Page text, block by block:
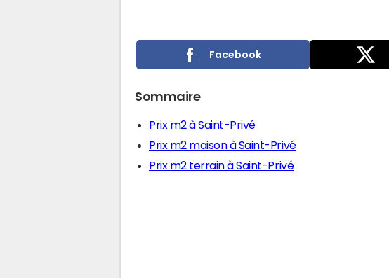
Facebook
Sommaire
Prix m2 à Saint-Privé
Prix m2 maison à Saint-Privé
Prix m2 terrain à Saint-Privé